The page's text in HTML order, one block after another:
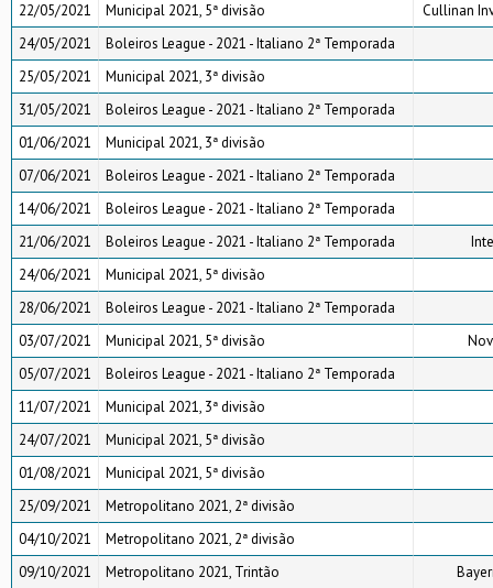
22/05/2021
Municipal 2021, 5ª divisão
Cullinan
24/05/2021
Boleiros League - 2021 - Italiano 2ª Temporada
25/05/2021
Municipal 2021, 3ª divisão
31/05/2021
Boleiros League - 2021 - Italiano 2ª Temporada
01/06/2021
Municipal 2021, 3ª divisão
07/06/2021
Boleiros League - 2021 - Italiano 2ª Temporada
14/06/2021
Boleiros League - 2021 - Italiano 2ª Temporada
21/06/2021
Boleiros League - 2021 - Italiano 2ª Temporada
24/06/2021
Municipal 2021, 5ª divisão
28/06/2021
Boleiros League - 2021 - Italiano 2ª Temporada
03/07/2021
Municipal 2021, 5ª divisão
05/07/2021
Boleiros League - 2021 - Italiano 2ª Temporada
11/07/2021
Municipal 2021, 3ª divisão
24/07/2021
Municipal 2021, 5ª divisão
01/08/2021
Municipal 2021, 5ª divisão
25/09/2021
Metropolitano 2021, 2ª divisão
04/10/2021
Metropolitano 2021, 2ª divisão
09/10/2021
Metropolitano 2021, Trintão